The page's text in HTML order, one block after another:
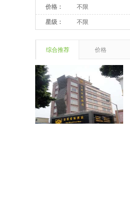
价格： 不限
星级： 不限
综合推荐 价格